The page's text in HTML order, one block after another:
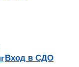
Вход в СДО